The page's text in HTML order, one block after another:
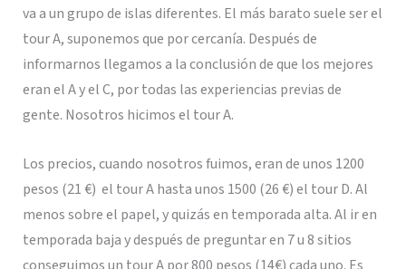
va a un grupo de islas diferentes. El más barato suele ser el
tour A, suponemos que por cercanía. Después de
informarnos llegamos a la conclusión de que los mejores
eran el A y el C, por todas las experiencias previas de
gente. Nosotros hicimos el tour A.
Los precios, cuando nosotros fuimos, eran de unos 1200
pesos (21 €) el tour A hasta unos 1500 (26 €) el tour D. Al
menos sobre el papel, y quizás en temporada alta. Al ir en
temporada baja y después de preguntar en 7 u 8 sitios